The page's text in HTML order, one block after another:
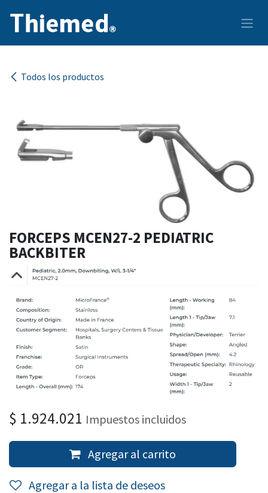
Todos los productos
FORCEPS MCEN27-2 PEDIATRIC
BACKBITER
$ 1.924.021 Impuestos incluidos
Agregar al carrito
Agregar a la lista de deseos